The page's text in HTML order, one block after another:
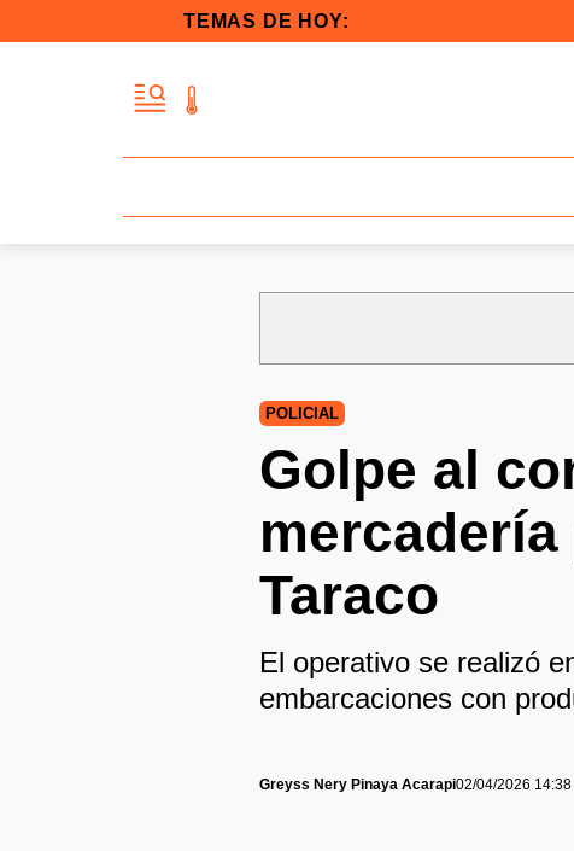
TEMAS DE HOY:
POLICIAL
Golpe al
Taraco
El operativo se realizó
embarcaciones con
Greyss Nery Pinaya Acarapi02/04/2026 14:38